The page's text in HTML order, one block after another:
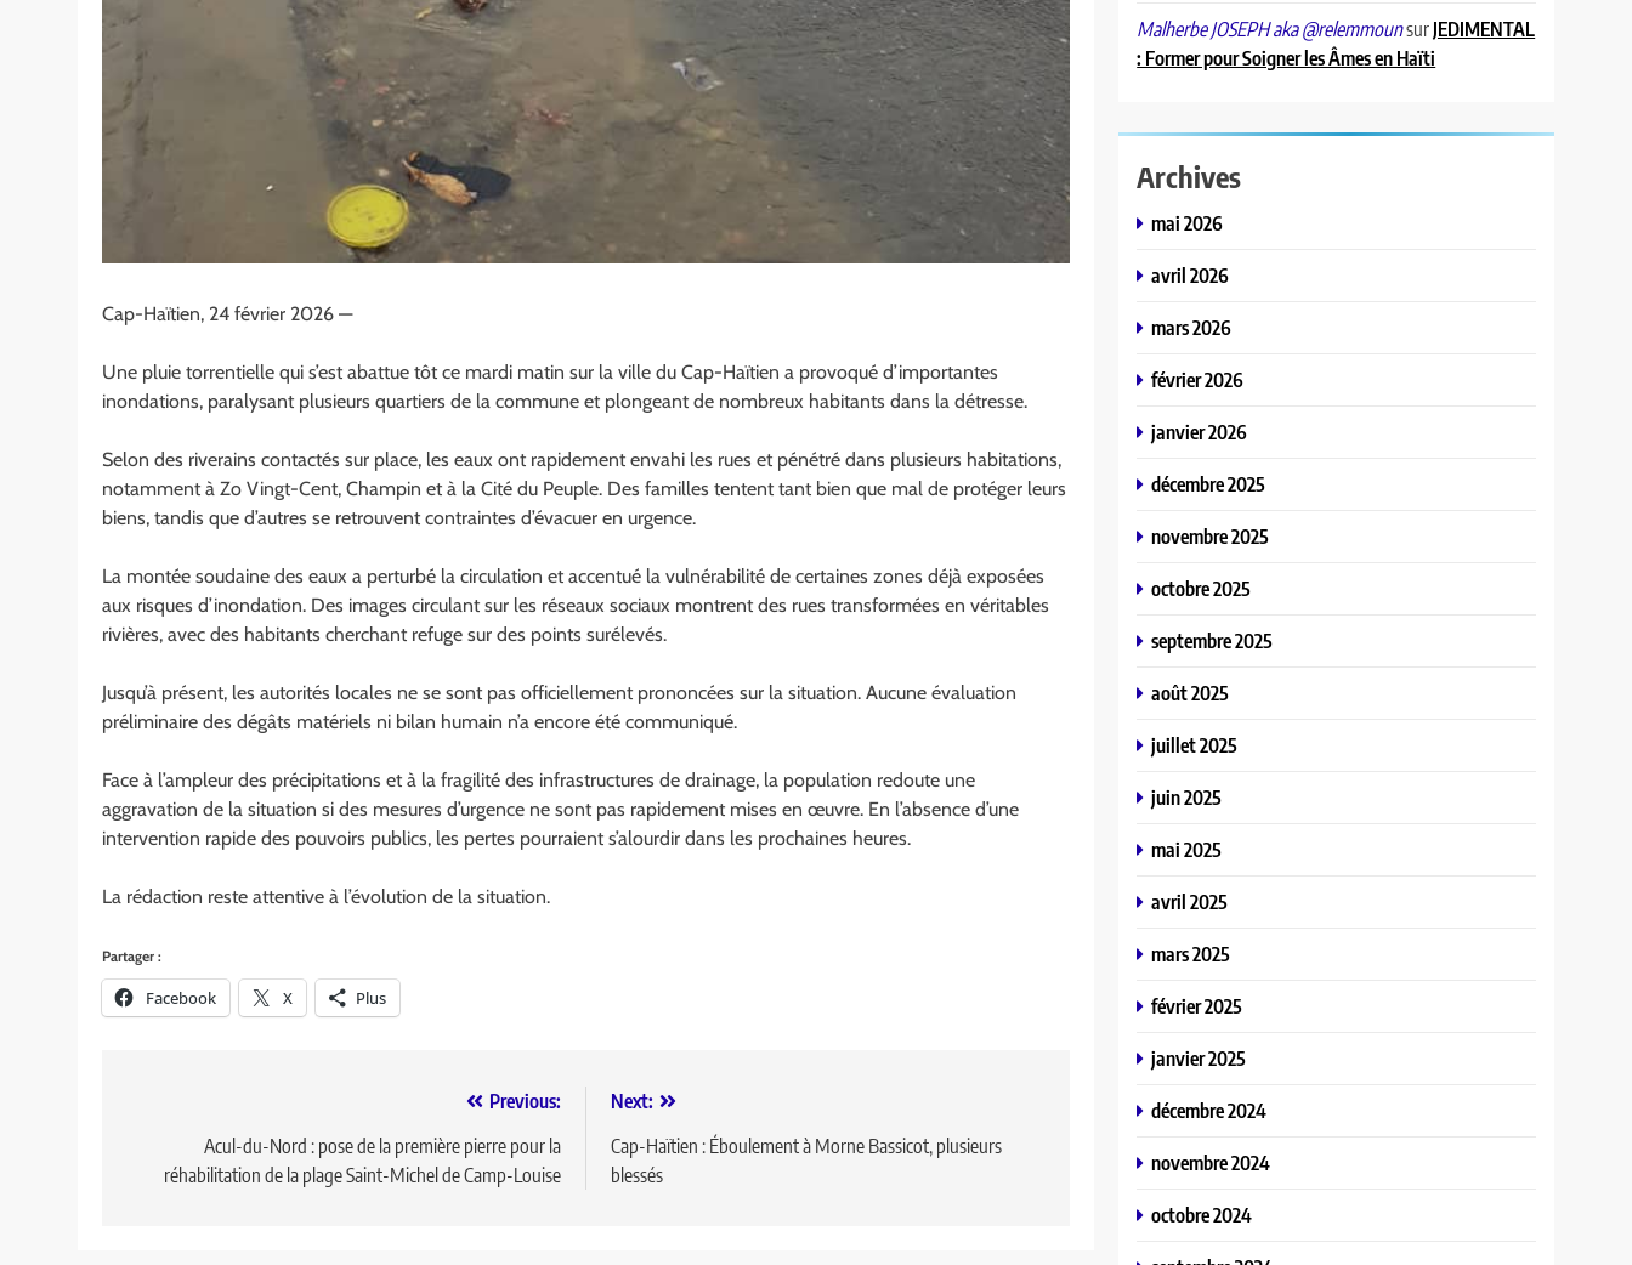
Cap-Haïtien, 24 février 2026 —
Une pluie torrentielle qui s’est abattue tôt ce mardi matin sur la ville du Cap-Haïtien a provoqué d’importantes
inondations, paralysant plusieurs quartiers de la commune et plongeant de nombreux habitants dans la détresse.
Selon des riverains contactés sur place, les eaux ont rapidement envahi les rues et pénétré dans plusieurs habitations,
notamment à Zo Vingt-Cent, Champin et à la Cité du Peuple. Des familles tentent tant bien que mal de protéger leurs
biens, tandis que d’autres se retrouvent contraintes d’évacuer en urgence.
La montée soudaine des eaux a perturbé la circulation et accentué la vulnérabilité de certaines zones déjà exposées
aux risques d’inondation. Des images circulant sur les réseaux sociaux montrent des rues transformées en véritables
rivières, avec des habitants cherchant refuge sur des points surélevés.
Jusqu’à présent, les autorités locales ne se sont pas officiellement prononcées sur la situation. Aucune évaluation
préliminaire des dégâts matériels ni bilan humain n’a encore été communiqué.
Face à l’ampleur des précipitations et à la fragilité des infrastructures de drainage, la population redoute une
aggravation de la situation si des mesures d’urgence ne sont pas rapidement mises en œuvre. En l’absence d’une
intervention rapide des pouvoirs publics, les pertes pourraient s’alourdir dans les prochaines heures.
La rédaction reste attentive à l’évolution de la situation.
Partager :
Facebook X Plus
Previous:
Acul-du-Nord : pose de la première pierre pour la
réhabilitation de la plage Saint-Michel de Camp-Louise
Next:
Cap-Haïtien : Éboulement à Morne Bassicot, plusieurs
blessés
Malherbe JOSEPH aka @relemmounsurJEDIMENTAL
: Former pour Soigner les Âmes en Haïti
Archives
mai 2026
avril 2026
mars 2026
février 2026
janvier 2026
décembre 2025
novembre 2025
octobre 2025
septembre 2025
août 2025
juillet 2025
juin 2025
mai 2025
avril 2025
mars 2025
février 2025
janvier 2025
décembre 2024
novembre 2024
octobre 2024